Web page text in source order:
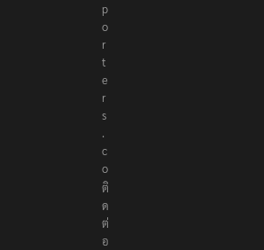
p
o
r
t
e
r
s
.
c
o
ติ
ด
ต่
อ